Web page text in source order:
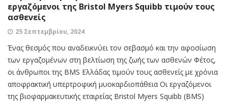
εργαζόμενοι της Bristol Myers Squibb τιμούν τους
ασθενείς
25 Σεπτεμβρίου, 2024
Ένας θεσμός που αναδεικνύει τον σεβασμό και την αφοσίωση
των εργαζομένων στη βελτίωση της ζωής των ασθενών Φέτος,
οι άνθρωποι της BMS Ελλάδας τιμούν τους ασθενείς με χρόνια
αποφρακτική υπερτροφική μυοκαρδιοπάθεια Οι εργαζόμενοι
της βιοφαρμακευτικής εταιρείας Bristol Myers Squibb (BMS)